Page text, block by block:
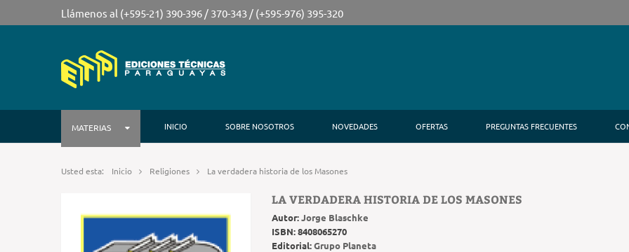
Llámenos al (+595-21) 390-396 / 370-343 / (+595-976) 395-320
MATERIAS INICIO SOBRE NOSOTROS NOVEDADES OFERTAS PREGUNTAS FRECUENTES
Usted esta: Inicio Religiones La verdadera historia de los Masones
LA VERDADERA HISTORIA DE LOS MASONES
Autor:Jorge Blaschke
ISBN:8408065270
Editorial:Grupo Planeta